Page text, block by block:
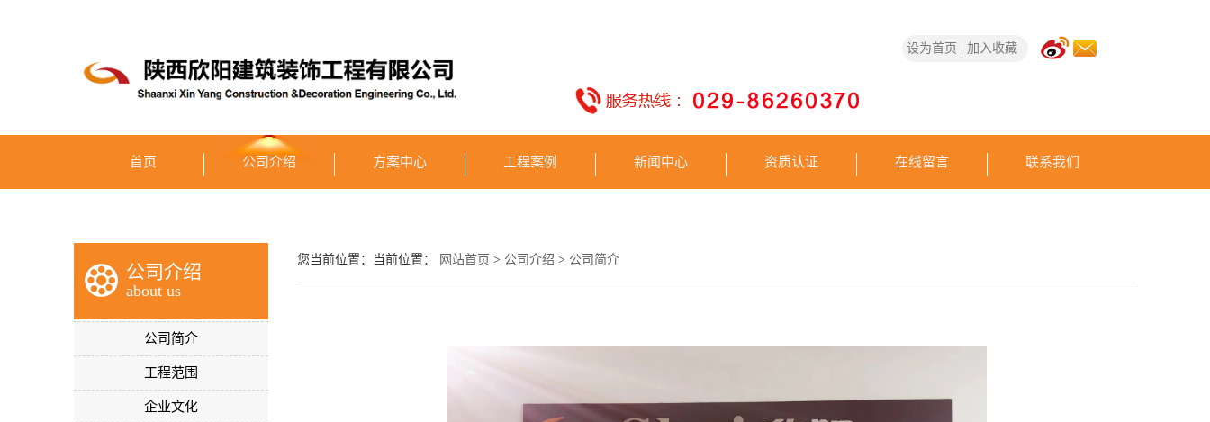
设为首页 加入收藏
首页 公司介绍 方案中心 工程案例 新闻中心 资质认证 在线留言 联系我们
公司介绍
about us
公司简介
工程范围
企业文化
您当前位置：当前位置： 网站首页 > 公司介绍 > 公司简介